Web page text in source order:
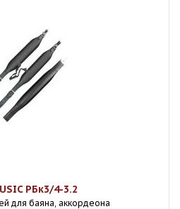
РБк3/4-3.2
для баяна, аккордеона